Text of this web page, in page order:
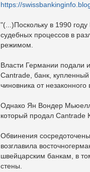
https://
"(...)Поскольку в 1990
судебных процессов в
режимом.
Власти Германии подали
Cantrade, банк,
чиновника от незаконного
Однако Ян Вондер
который продал Cantrade
Обвинения
возглавила
швейцарским банкам, в
стены.